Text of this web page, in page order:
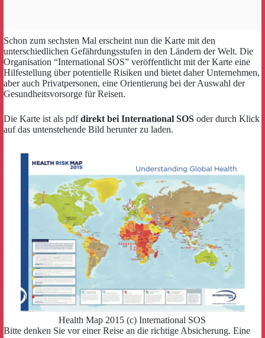
Schon zum sechsten Mal erscheint nun die Karte mit den
unterschiedlichen Gefährdungsstufen in den Ländern der Welt. Die
Organisation “International SOS” veröffentlicht mit der Karte eine
Hilfestellung über potentielle Risiken und bietet daher Unternehmen,
aber auch Privatpersonen, eine Orientierung bei der Auswahl der
Gesundheitsvorsorge für Reisen.
Die Karte ist als pdfdirekt bei International SOS oder durch Klick
auf das untenstehende Bild herunter zu laden.
Health Map 2015 (c) International SOS
Bitte denken Sie vor einer Reise an die richtige Absicherung. Eine